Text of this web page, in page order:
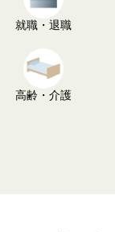
就職・退職
高齢・介護